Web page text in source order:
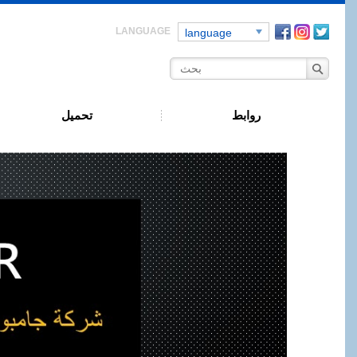
تحميل روابط
language Facebook